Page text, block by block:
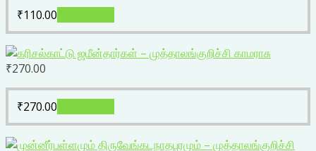
₹110.00
₹270.00
₹270.00